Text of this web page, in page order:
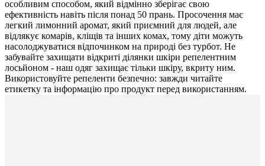
особливим способом, який відмінно зберігає свою
ефективність навіть після понад 50 прань. Просочення має
легкий лимонний аромат, який приємний для людей, але
відлякує комарів, кліщів та інших комах, тому діти можуть
насолоджуватися відпочинком на природі без турбот. Не
забувайте захищати відкриті ділянки шкіри репелентним
лосьйоном - наш одяг захищає тільки шкіру, вкриту ним.
Використовуйте репеленти безпечно: завжди читайте
етикетку та інформацію про продукт перед використанням.